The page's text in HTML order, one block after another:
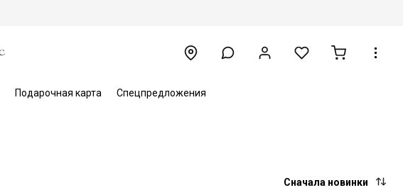
Подарочная карта Спецпредложения
Сначала новинки